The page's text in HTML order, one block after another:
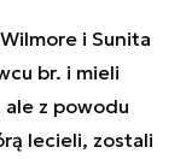
i Sunita
br. i mieli
z powodu
lecieli, zostali